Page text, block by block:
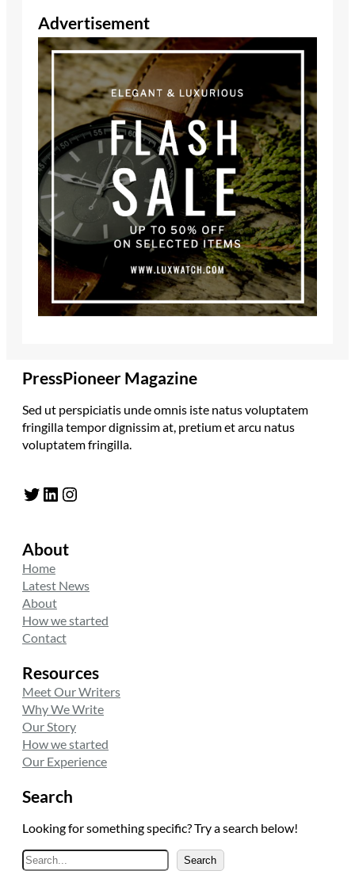
Advertisement
PressPioneer Magazine
Sed ut perspiciatis unde omnis iste natus voluptatem
fringilla tempor dignissim at, pretium et arcu natus
voluptatem fringilla.
Twitter LinkedIn Instagram
About
Home
Latest News
About
How we started
Contact
Resources
Meet Our Writers
Why We Write
Our Story
How we started
Our Experience
Search
Looking for something specific? Try a search below!
A
r
Search